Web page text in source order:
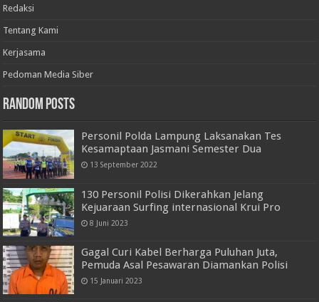
Redaksi
Tentang Kami
Kerjasama
Pedoman Media Siber
Random Posts
Personil Polda Lampung Laksanakan Tes
Kesamaptaan Jasmani Semester Dua
13 September 2022
130 Personil Polisi Dikerahkan Jelang
Kejuaraan Surfing internasional Krui Pro
8 Juni 2023
Gagal Curi Kabel Berharga Puluhan Juta,
Pemuda Asal Pesawaran Diamankan Polisi
15 Januari 2023